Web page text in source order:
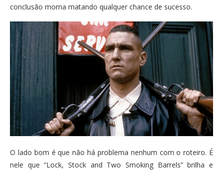
conclusão morna matando qualquer chance de sucesso.
O lado bom é que não há problema nenhum com o roteiro. É
nele que “Lock, Stock and Two Smoking Barrels” brilha e